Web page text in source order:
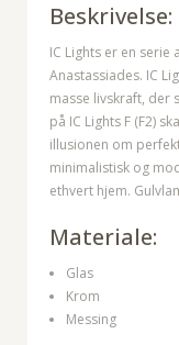
Beskrivelse:
IC Lights er en serie
Anastassiades. IC
masse livskraft, der
på IC Lights F (F2)
illusionen om
minimalistisk og
ethvert hjem.
Materiale:
Glas
Krom
Messing